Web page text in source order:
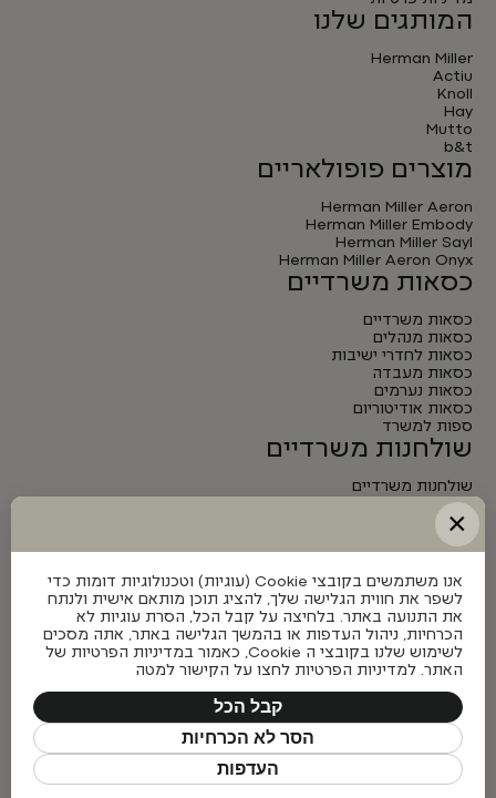
המותגים שלנו
Herman Miller
Actiu
Knoll
Hay
Mutto
b&t
מוצרים פופולאריים
Herman Miller Aeron
Herman Miller Embody
Herman Miller Sayl
Herman Miller Aeron Onyx
כסאות משרדיים
כסאות משרדיים
כסאות מנהלים
כסאות לחדרי ישיבות
כסאות מעבדה
כסאות נערמים
כסאות אודיטוריום
ספות למשרד
שולחנות משרדיים
שולחנות משרדיים
שולחנות מנהלים
שולחנות לחדרי ישיבות
שולחנות מתכווננים חשמליים
×
אנו משתמשים בקובצי Cookie (עוגיות) וטכנולוגיות דומות כדי
לשפר את חווית הגלישה שלך, להציג תוכן מותאם אישית ולנתח
את התנועה באתר. בלחיצה על קבל הכל, הסרת עוגיות לא
הכרחיות, ניהול העדפות או בהמשך הגלישה באתר, אתה מסכים
לשימוש שלנו בקובצי ה Cookie, כאמור במדיניות הפרטיות של
האתר. למדיניות הפרטיות לחצו על הקישור למטה
קבל הכל
הסר לא הכרחיות
העדפות